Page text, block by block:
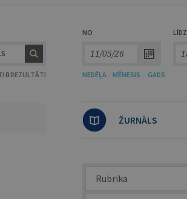
0 REZULTĀTI
NO LĪDZ
NEDĒĻA MĒNESIS GADS
ŽURNĀLS
Rubrika